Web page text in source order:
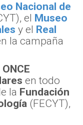
Nacional de
el Museo
y el Real
la campaña
en todo
la Fundación
(FECYT),